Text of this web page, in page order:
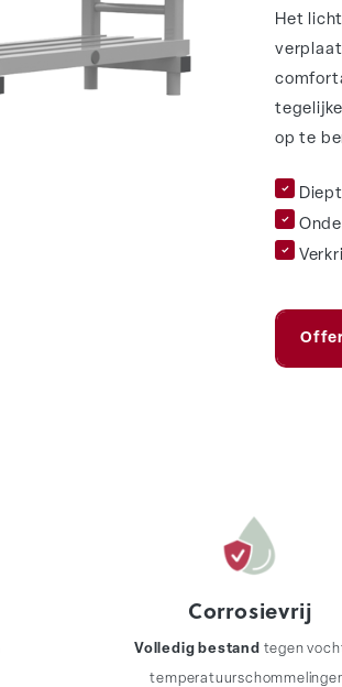
Het
op te
Corrosievrij
Volledig bestand tegen